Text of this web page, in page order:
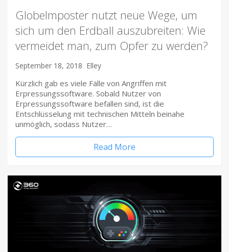
Globelmposter nutzt neue Wege, um
sich um den Erdball auszubreiten: Wie
vermeidet man, zum Opfer zu werden?
September 18, 2018 Elley
Kürzlich gab es viele Fälle von Angriffen mit
Erpressungssoftware. Sobald Nutzer von
Erpressungssoftware befallen sind, ist die
Entschlüsselung mit technischen Mitteln beinahe
unmöglich, sodass Nutzer…
Read More